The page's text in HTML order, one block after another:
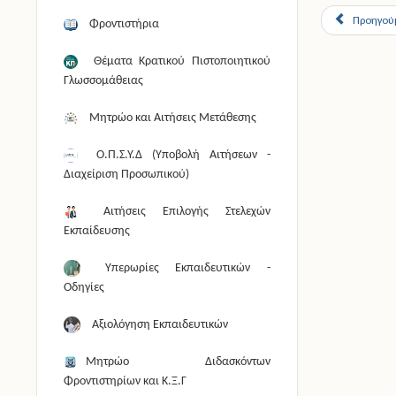
Φροντιστήρια
Θέματα Κρατικού Πιστοποιητικού
Γλωσσομάθειας
Μητρώο και Αιτήσεις Μετάθεσης
Ο.Π.Σ.Υ.Δ (Υποβολή Αιτήσεων -
Διαχείριση Προσωπικού)
Αιτήσεις Επιλογής Στελεχών
Εκπαίδευσης
Υπερωρίες Εκπαιδευτικών -
Οδηγίες
Αξιολόγηση Εκπαιδευτικών
Μητρώο Διδασκόντων
Φροντιστηρίων και Κ.Ξ.Γ